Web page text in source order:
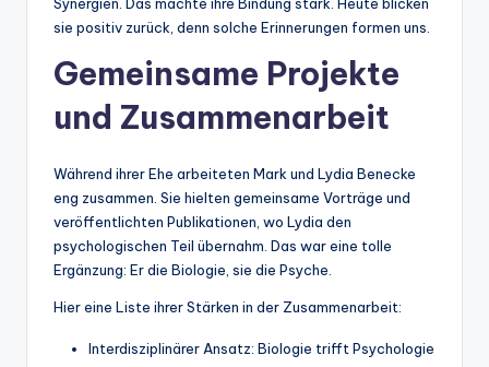
sie positiv zurück, denn solche Erinnerungen formen uns.
Gemeinsame Projekte
und Zusammenarbeit
Während ihrer Ehe arbeiteten Mark und Lydia Benecke
eng zusammen. Sie hielten gemeinsame Vorträge und
veröffentlichten Publikationen, wo Lydia den
psychologischen Teil übernahm. Das war eine tolle
Ergänzung: Er die Biologie, sie die Psyche.
Hier eine Liste ihrer Stärken in der Zusammenarbeit:
Interdisziplinärer Ansatz: Biologie trifft Psychologie